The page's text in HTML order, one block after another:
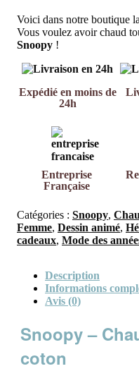
Voici dans notre boutique
Vous voulez avoir chaud
Snoopy !
Expédié en moins de
24h
Entreprise
Française
Catégories : Snoopy,
Femme, Dessin animé,
cadeaux, Mode des
Description
Informations
Avis (0)
Snoopy –
coton